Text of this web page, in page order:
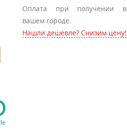
Оплата при получении в
вашем городе.
Нашли дешевле? Снизим цену!